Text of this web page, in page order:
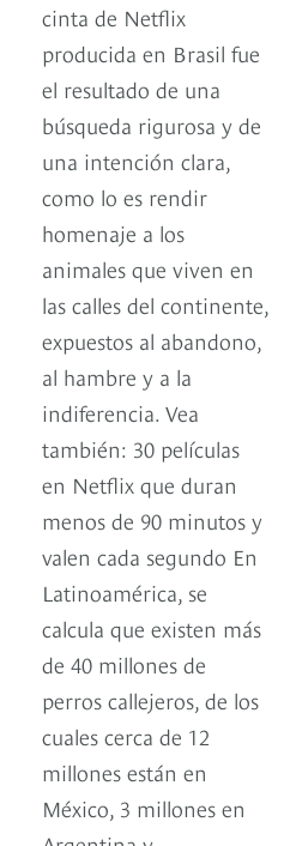
cinta de Netflix
producida en Brasil fue
el resultado de una
búsqueda rigurosa y de
una intención clara,
como lo es rendir
homenaje a los
animales que viven en
las calles del continente,
expuestos al abandono,
al hambre y a la
indiferencia. Vea
también: 30 películas
en Netflix que duran
menos de 90 minutos y
valen cada segundo En
Latinoamérica, se
calcula que existen más
de 40 millones de
perros callejeros, de los
cuales cerca de 12
millones están en
México, 3 millones en